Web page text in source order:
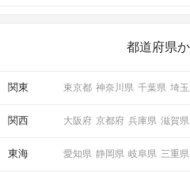
の楽しいことアイデアを
都道府県
関東 東京都 神奈川県 千葉県 埼
関西 大阪府 京都府 兵庫県 滋賀県
東海 愛知県 静岡県 岐阜県 三重県